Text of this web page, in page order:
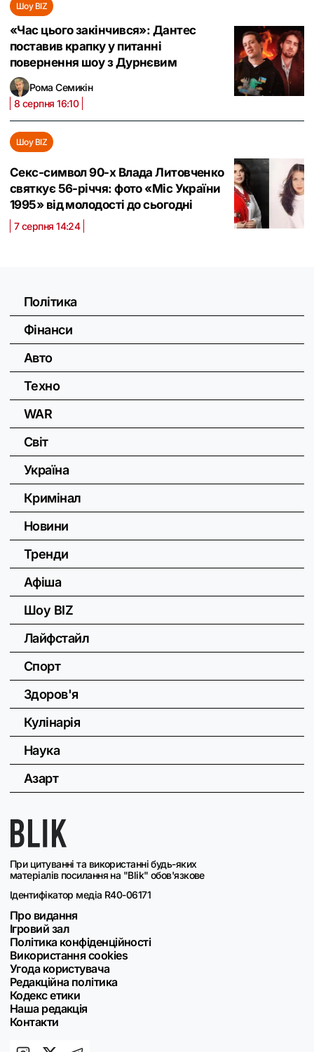
Шоу BIZ
«Час цього закінчився»: Дантес
поставив крапку у питанні
повернення шоу з Дурнєвим
Рома Семикін
8 серпня 16:10
Шоу BIZ
Секс-символ 90-х Влада Литовченко
святкує 56-річчя: фото «Міс України
1995» від молодості до сьогодні
7 серпня 14:24
При цитуванні та використанні будь-яких
матеріалів посилання на "Blik" обов'язкове
Ідентифікатор медіа R40-06171
Про видання
Ігровий зал
Політика конфіденційності
Використання cookies
Угода користувача
Редакційна політика
Кодекс етики
Наша редакція
Контакти
Політика
Фінанси
Авто
Техно
WAR
Світ
Україна
Кримінал
Новини
Тренди
Афіша
Шоу BIZ
Лайфстайл
Спорт
Здоров'я
Кулінарія
Наука
Азарт